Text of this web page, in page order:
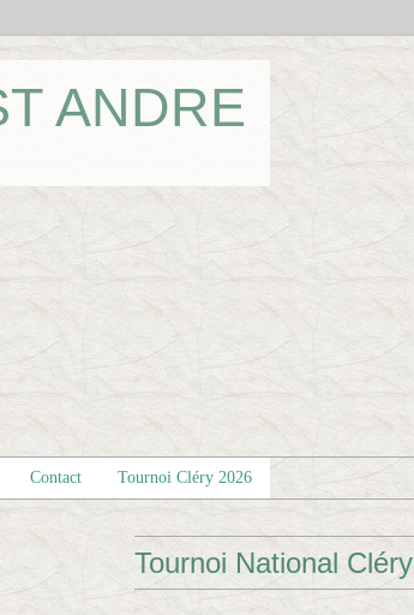
ANDRE
Contact Tournoi Cléry 2026
Tournoi National Cléry